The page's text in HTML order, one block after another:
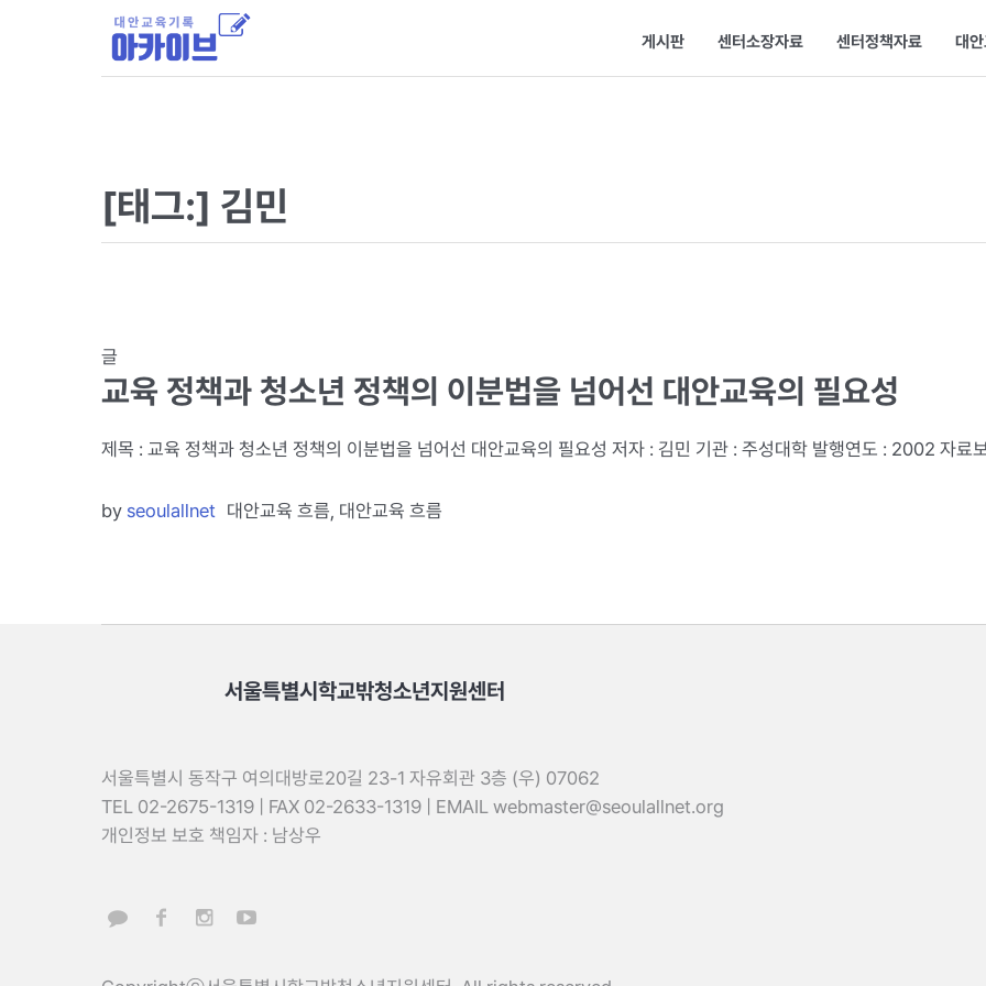
게시판 센터소장자료 센터정책자료 대안
[태그:] 김민
글
교육 정책과 청소년 정책의 이분법을 넘어선 대안교육의 필요성
제목 : 교육 정책과 청소년 정책의 이분법을 넘어선 대안교육의 필요성 저자 : 김민 기관 : 주성대학 발행연도 : 2002 자료
by seoulallnet 대안교육 흐름, 대안교육 흐름
서울특별시학교밖청소년지원센터
서울특별시 동작구 여의대방로20길 23-1 자유회관 3층 (우) 07062
TEL 02-2675-1319 | FAX 02-2633-1319 | EMAIL webmaster@seoulallnet.org
개인정보 보호 책임자 : 남상우